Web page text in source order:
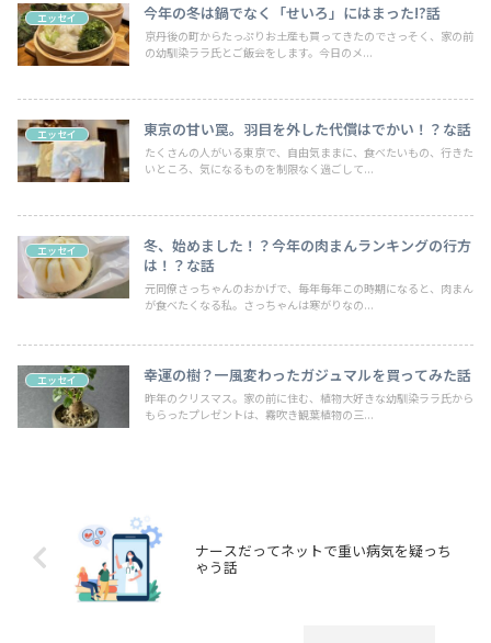
エッセイ 今年の冬は鍋でなく「せいろ」にはまった!?話
京丹後の町からたっぷりお土産も買ってきたのでさっそく、家の前
の幼馴染ララ氏とご飯会をします。今日のメ...
エッセイ 東京の甘い罠。羽目を外した代償はでかい！？な話
たくさんの人がいる東京で、自由気ままに、食べたいもの、行きた
いところ、気になるものを制限なく過ごして...
エッセイ
冬、始めました！？今年の肉まんランキングの行方
は！？な話
元同僚さっちゃんのおかげで、毎年毎年この時期になると、肉まん
が食べたくなる私。さっちゃんは寒がりなの...
エッセイ 幸運の樹？一風変わったガジュマルを買ってみた話
昨年のクリスマス。家の前に住む、植物大好きな幼馴染ララ氏から
もらったプレゼントは、霧吹き観葉植物の三...
ナースだってネットで重い病気を疑っち
ゃう話